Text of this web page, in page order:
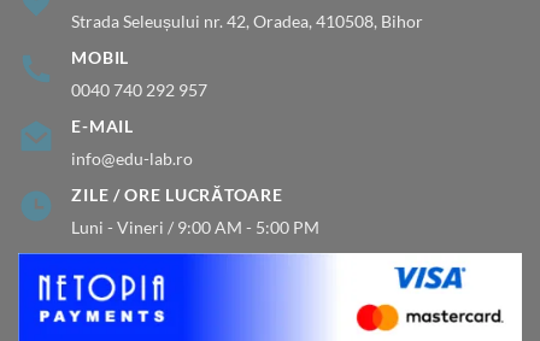
Strada Seleușului nr. 42, Oradea, 410508, Bihor
MOBIL
0040 740 292 957
E-MAIL
info@edu-lab.ro
ZILE / ORE LUCRĂTOARE
Luni - Vineri / 9:00 AM - 5:00 PM